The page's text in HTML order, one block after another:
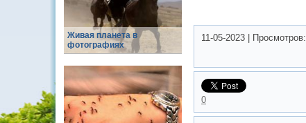
Живая планета в
фотографиях
11-05-2023 Просмотров:
0